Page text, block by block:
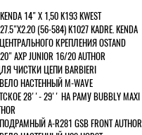
14" Х 1,50 K193 KWEST
(56-584) K1027 KADRE. KENDA
КРЕПЛЕНИЯ OSTAND
AXP JUNIOR 16/20 AUTHOR
ЧИСТКИ ЦЕПИ BARBIERI
НАСТЕННЫЙ M-WAVE
28''- 29'' НА РАМУ BUBBLY MAXI
A-R281 GSB FRONT AUTHOR